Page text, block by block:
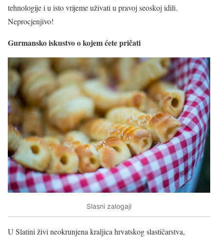
tehnologije i u isto vrijeme uživati u pravoj seoskoj idili.
Neprocjenjivo!
Gurmansko iskustvo o kojem ćete pričati
Slasni zalogaji
U Slatini živi neokrunjena kraljica hrvatskog slastičarstva,